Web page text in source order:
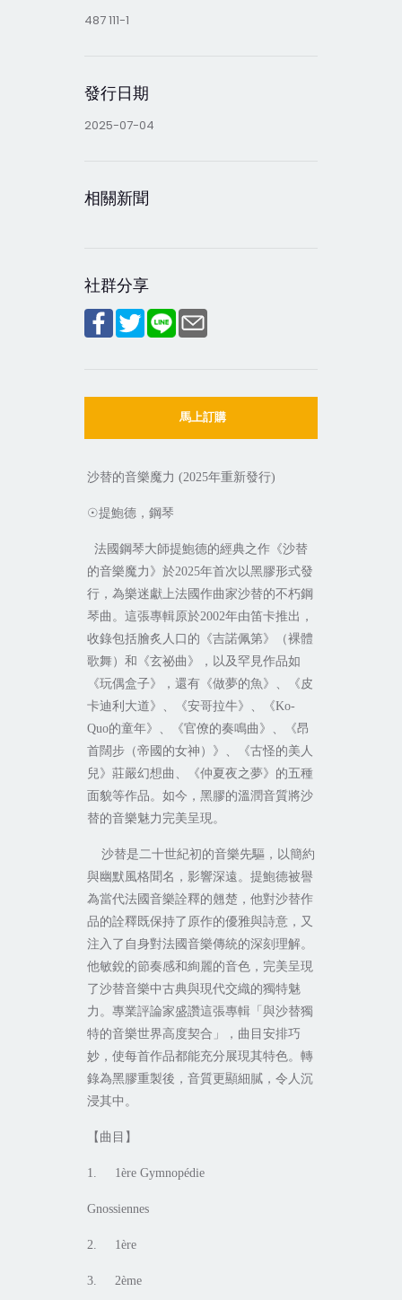
487 111-1
發行日期
2025-07-04
相關新聞
社群分享
馬上訂購
沙替的音樂魔力 (2025年重新發行)
☉提鮑德，鋼琴
法國鋼琴大師提鮑德的經典之作《沙替
的音樂魔力》於2025年首次以黑膠形式發
行，為樂迷獻上法國作曲家沙替的不朽鋼
琴曲。這張專輯原於2002年由笛卡推出，
收錄包括膾炙人口的《吉諾佩第》（裸體
歌舞）和《玄祕曲》，以及罕見作品如
《玩偶盒子》，還有《做夢的魚》、《皮
卡迪利大道》、《安哥拉牛》、《Ko-
Quo的童年》、《官僚的奏鳴曲》、《昂
首闊步（帝國的女神）》、《古怪的美人
兒》莊嚴幻想曲、《仲夏夜之夢》的五種
面貌等作品。如今，黑膠的溫潤音質將沙
替的音樂魅力完美呈現。
沙替是二十世紀初的音樂先驅，以簡約
與幽默風格聞名，影響深遠。提鮑德被譽
為當代法國音樂詮釋的翹楚，他對沙替作
品的詮釋既保持了原作的優雅與詩意，又
注入了自身對法國音樂傳統的深刻理解。
他敏銳的節奏感和絢麗的音色，完美呈現
了沙替音樂中古典與現代交織的獨特魅
力。專業評論家盛讚這張專輯「與沙替獨
特的音樂世界高度契合」，曲目安排巧
妙，使每首作品都能充分展現其特色。轉
錄為黑膠重製後，音質更顯細膩，令人沉
浸其中。
【曲目】
1. 1ère Gymnopédie
Gnossiennes
2. 1ère
3. 2ème